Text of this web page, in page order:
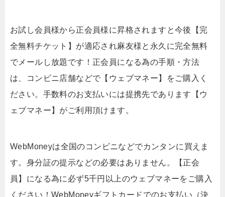
お試し会員様から正会員様に昇格されますと今後【完
全無料チケット】が適応され麻友様と永久に完全無料
でメールし放題です！正会員になる為の手順・方法
は、コンビニ店舗などで【ウェブマネー】をご購入く
ださい。手数料のお支払いには提携先であります【ウ
ェブマネー】がご利用頂けます。
WebMoneyは全国のコンビニなどでカンタンに買えま
す。身分証の提示などの必要はありません。【正会
員】になる為に必ず5千円以上のウェブマネーをご購入
ください！WebMoneyギフトカードでのお支払い（決